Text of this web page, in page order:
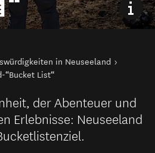
in Neuseeland
“Bucket List“
der Abenteuer und
Erlebnisse: Neuseeland